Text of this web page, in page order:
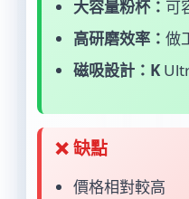
大容量粉杯： 可
高研磨效率： 做
磁吸設計：K
❌ 缺點
價格相對較高